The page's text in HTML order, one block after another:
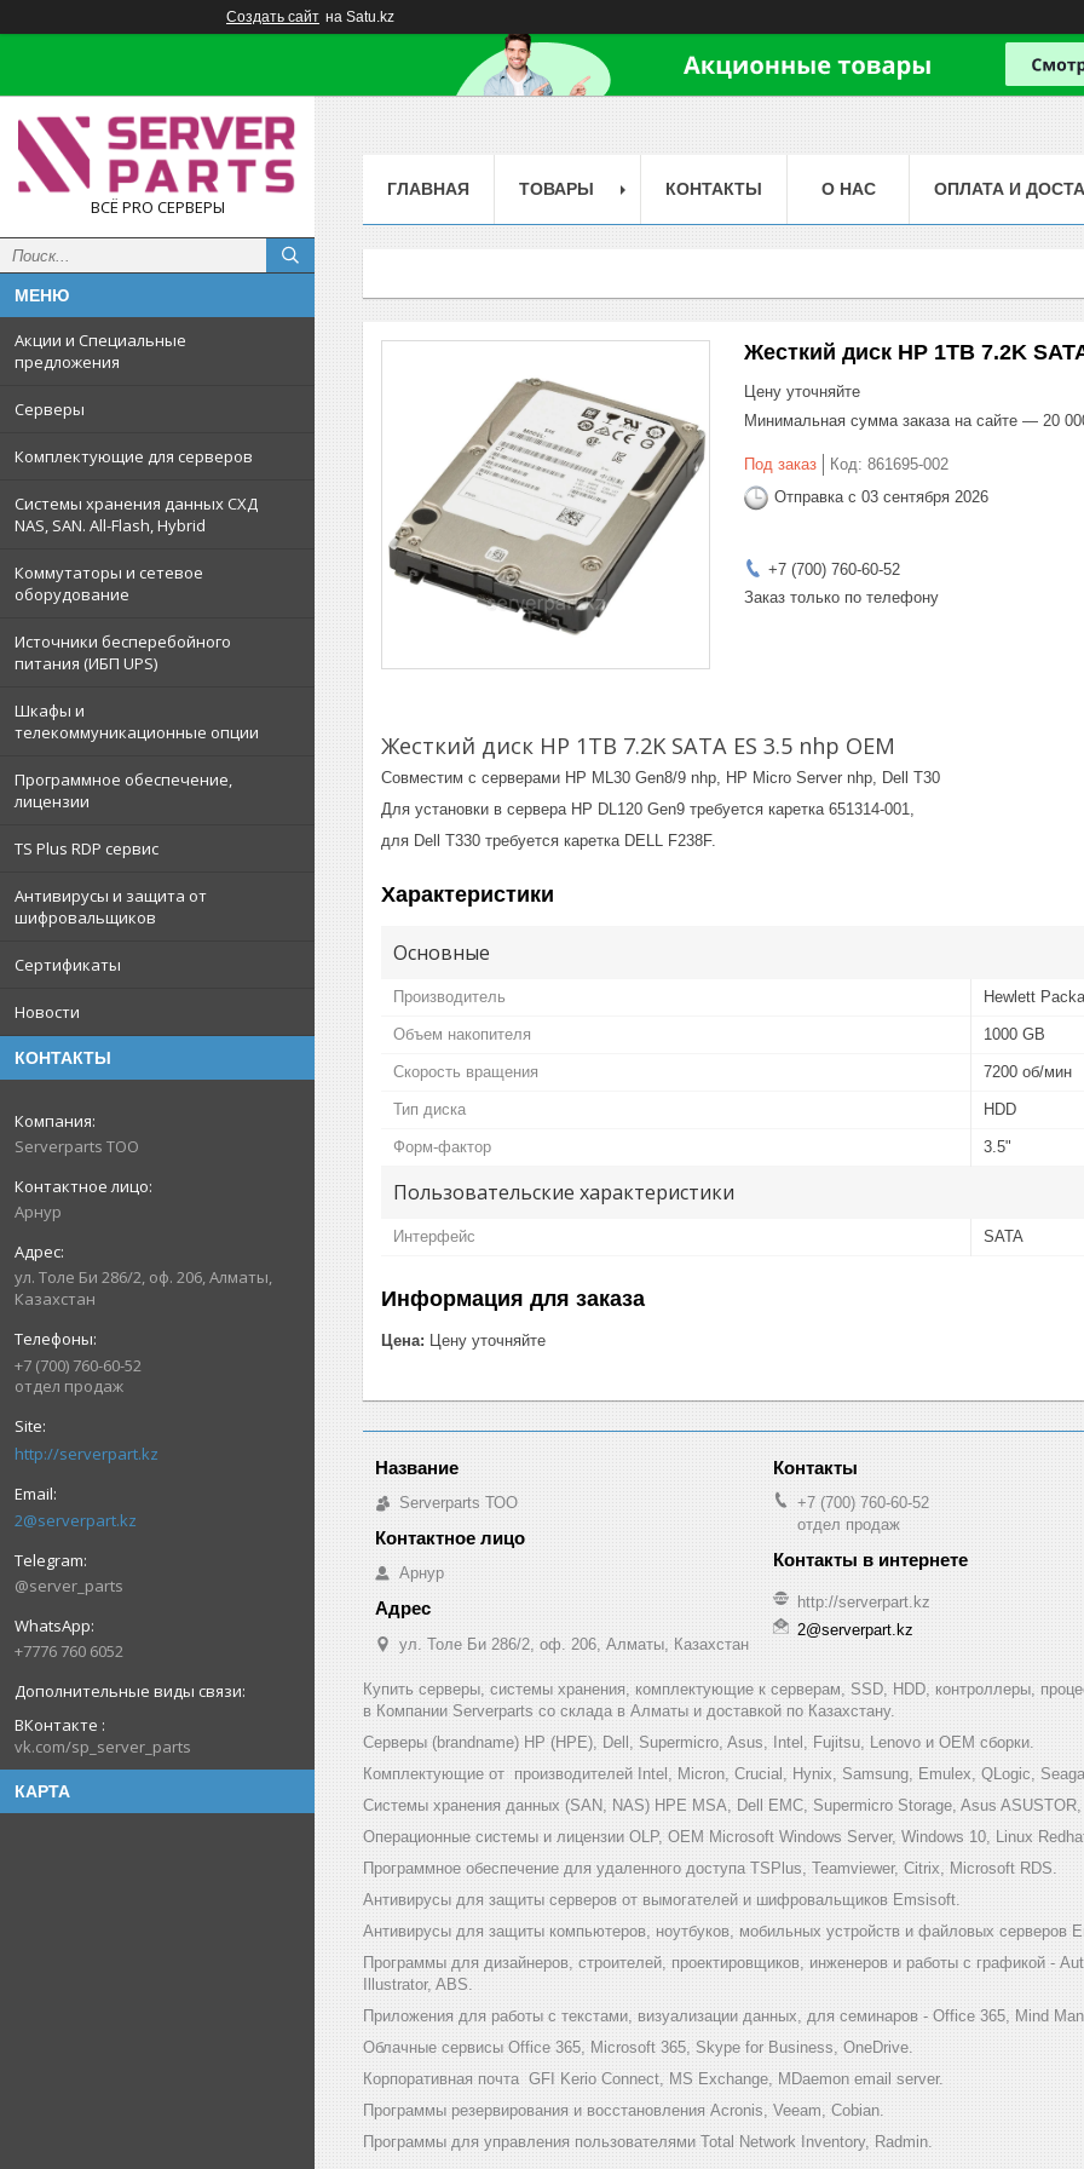
Создать сайт на Satu.kz
ВСЁ PRO СЕРВЕРЫ
Акции и Специальные
предложения
Серверы
Комплектующие для серверов
Системы хранения данных СХД
NAS, SAN. All-Flash, Hybrid
Коммутаторы и сетевое
оборудование
Источники бесперебойного
питания (ИБП UPS)
Шкафы и
телекоммуникационные опции
Программное обеспечение,
лицензии
TS Plus RDP сервис
Антивирусы и защита от
шифровальщиков
Сертификаты
Новости
КОНТАКТЫ
Serverparts ТОО
Арнур
ул. Толе Би 286/2, оф. 206, Алматы,
Казахстан
+7 (700) 760-60-52
отдел продаж
http://serverpart.kz
2@serverpart.kz
@server_parts
+7776 760 6052
ВКонтакте
vk.com/sp_server_parts
КАРТА
ГЛАВНАЯ ТОВАРЫ КОНТАКТЫ О НАС ОПЛАТА И
Жесткий диск HP 1TB 7.2K
Цену уточняйте
Минимальная сумма заказа на сайте — 20
Под заказ Код: 861695-002
Отправка с 03 сентября 2026
+7 (700) 760-60-52
Заказ только по телефону
Жесткий диск HP 1TB 7.2K SATA ES 3.5 nhp OEM
Совместим с серверами HP ML30 Gen8/9 nhp, HP Micro Server nhp, Dell T30
Для установки в сервера HP DL120 Gen9 требуется каретка 651314-001,
для Dell T330 требуется каретка DELL F238F.
Характеристики
Основные
Производитель Hewlett
Объем накопителя 1000 GB
Скорость вращения 7200 об/мин
Тип диска HDD
Форм-фактор 3.5"
Пользовательские характеристики
Интерфейс SATA
Информация для заказа
Цена: Цену уточняйте
Serverparts ТОО
Арнур
ул. Толе Би 286/2, оф. 206, Алматы, Казахстан
+7 (700) 760-60-52
отдел продаж
http://serverpart.kz
2@serverpart.kz
Купить серверы, системы хранения, комплектующие к серверам, SSD, HDD, контроллеры,
в Компании Serverparts со склада в Алматы и доставкой по Казахстану.
Серверы (brandname) HP (HPE), Dell, Supermicro, Asus, Intel, Fujitsu, Lenovo и ОЕМ сборки.
Комплектующие от производителей Intel, Micron, Crucial, Hynix, Samsung, Emulex, QLogic,
Системы хранения данных (SAN, NAS) HPE MSA, Dell EMC, Supermicro Storage, Asus
Операционные системы и лицензии OLP, OEM Microsoft Windows Server, Windows 10, Linux
Программное обеспечение для удаленного доступа TSPlus, Teamviewer, Citrix, Microsoft RDS.
Антивирусы для защиты серверов от вымогателей и шифровальщиков Emsisoft.
Антивирусы для защиты компьютеров, ноутбуков, мобильных устройств и файловых серверов
Программы для дизайнеров, строителей, проектировщиков, инженеров и работы с графикой -
Illustrator, ABS.
Приложения для работы с текстами, визуализации данных, для семинаров - Office 365, Mind
Облачные сервисы Office 365, Microsoft 365, Skype for Business, OneDrive.
Корпоративная почта GFI Kerio Connect, MS Exchange, MDaemon email server.
Программы резервирования и восстановления Acronis, Veeam, Cobian.
Программы для управления пользователями Total Network Inventory, Radmin.